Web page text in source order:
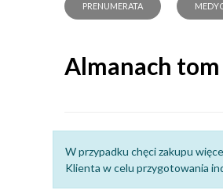
PRENUMERATA
Almanach
W przypadku chęci zakupu
Klienta w celu przygotowania